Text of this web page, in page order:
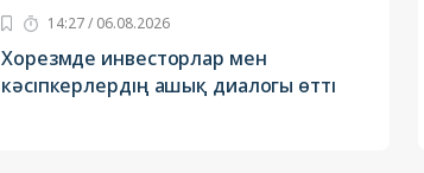
14:27 / 06.08.2026
Хорезмде инвесторлар мен
кәсіпкерлердің ашық диалогы өтті